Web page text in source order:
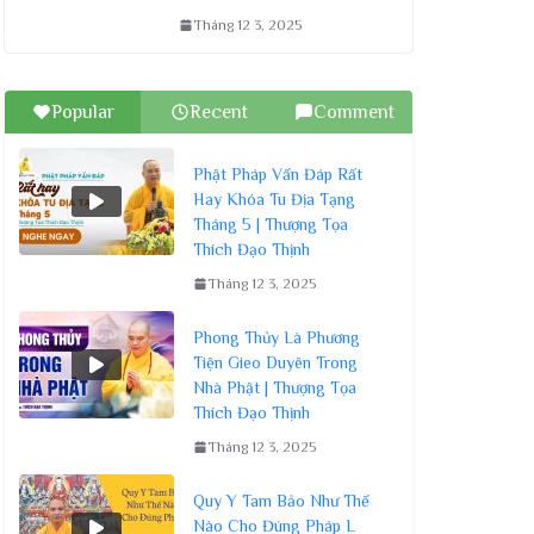
Tháng 12 3, 2025
Popular Recent Comment
Phật Pháp Vấn Đáp Rất
Hay Khóa Tu Địa Tạng
Tháng 5 | Thượng Tọa
Thích Đạo Thịnh
Tháng 12 3, 2025
Phong Thủy Là Phương
Tiện Gieo Duyên Trong
Nhà Phật | Thượng Tọa
Thích Đạo Thịnh
Tháng 12 3, 2025
Quy Y Tam Bảo Như Thế
Nào Cho Đúng Pháp L